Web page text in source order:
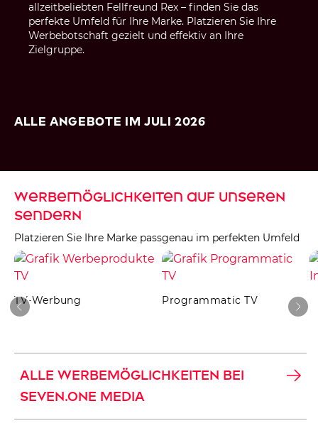
allzeitbeliebten Fellfreund Rex – finden Sie das
perfekte Umfeld für Ihre Marke. Platzieren Sie Ihre
Werbebotschaft gezielt und effektiv an Ihre
Zielgruppe.
Alle Angebote im Juli 2026
Werbemöglichkeiten auf unseren
Sendern
Platzieren Sie Ihre Marke passgenau im perfekten Umfeld
TV-Werbung Programmatic TV
ALLE WERBEMÖGLICHKEITEN BEI
SEVEN.ONE MEDIA